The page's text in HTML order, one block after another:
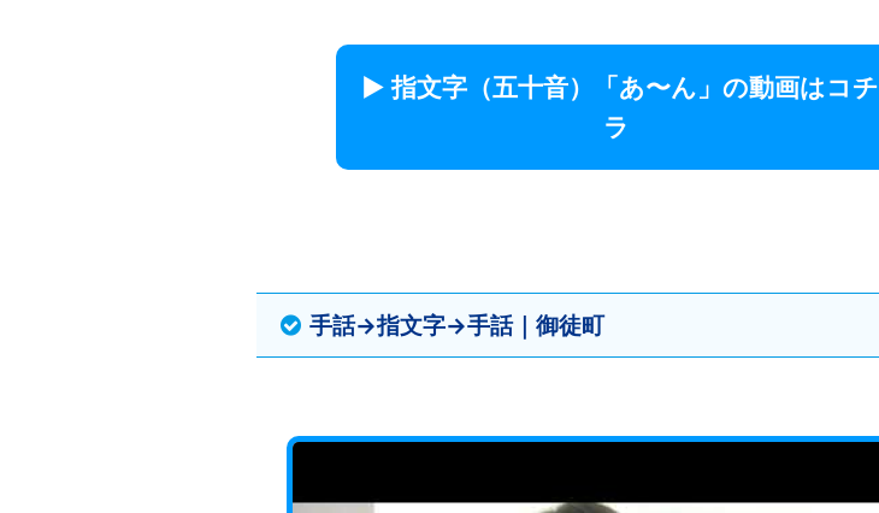
▶ 指文字（五十音）「あ〜ん」の動画はコチ
ラ
手話→指文字→手話｜御徒町